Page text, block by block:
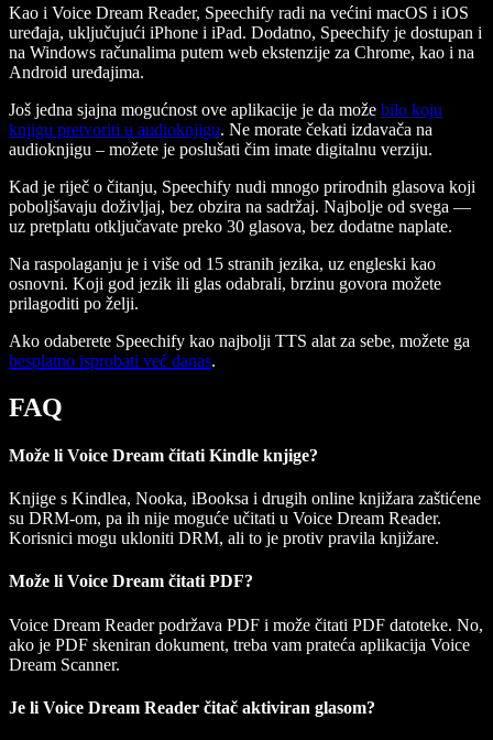
Kao i Voice Dream Reader, Speechify radi na većini macOS i iOS
uređaja, uključujući iPhone i iPad. Dodatno, Speechify je dostupan i
na Windows računalima putem web ekstenzije za Chrome, kao i na
Android uređajima.
Još jedna sjajna mogućnost ove aplikacije je da može bilo koju
knjigu pretvoriti u audioknjigu. Ne morate čekati izdavača na
audioknjigu – možete je poslušati čim imate digitalnu verziju.
Kad je riječ o čitanju, Speechify nudi mnogo prirodnih glasova koji
poboljšavaju doživljaj, bez obzira na sadržaj. Najbolje od svega —
uz pretplatu otključavate preko 30 glasova, bez dodatne naplate.
Na raspolaganju je i više od 15 stranih jezika, uz engleski kao
osnovni. Koji god jezik ili glas odabrali, brzinu govora možete
prilagoditi po želji.
Ako odaberete Speechify kao najbolji TTS alat za sebe, možete ga
besplatno isprobati već danas.
FAQ
Može li Voice Dream čitati Kindle knjige?
Knjige s Kindlea, Nooka, iBooksa i drugih online knjižara zaštićene
su DRM-om, pa ih nije moguće učitati u Voice Dream Reader.
Korisnici mogu ukloniti DRM, ali to je protiv pravila knjižare.
Može li Voice Dream čitati PDF?
Voice Dream Reader podržava PDF i može čitati PDF datoteke. No,
ako je PDF skeniran dokument, treba vam prateća aplikacija Voice
Dream Scanner.
Je li Voice Dream Reader čitač aktiviran glasom?